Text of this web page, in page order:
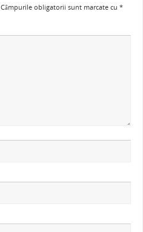
Câmpurile obligatorii sunt marcate cu *